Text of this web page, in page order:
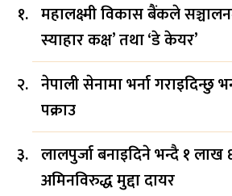
महालक्ष्मी विकास बैंकले
स्याहार कक्ष’ तथा ‘डे केयर’
नेपाली सेनामा भर्ना गराइदिन्छु
पक्राउ
लालपुर्जा बनाइदिने भन्दै १
अमिनविरुद्ध मुद्दा दायर